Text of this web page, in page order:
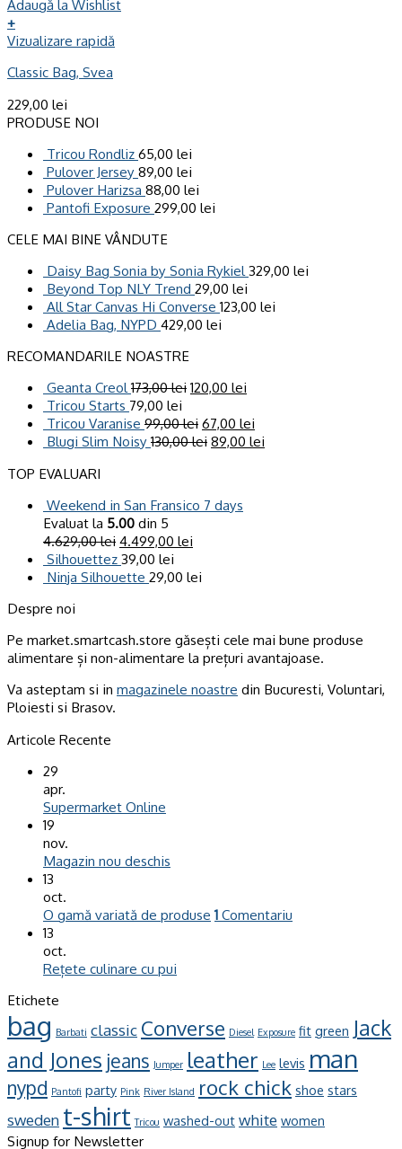
Adaugă la Wishlist
+
Vizualizare rapidă
Classic Bag, Svea
229,00 lei
PRODUSE NOI
Tricou Rondliz 65,00 lei
Pulover Jersey 89,00 lei
Pulover Harizsa 88,00 lei
Pantofi Exposure 299,00 lei
CELE MAI BINE VÂNDUTE
Daisy Bag Sonia by Sonia Rykiel 329,00 lei
Beyond Top NLY Trend 29,00 lei
All Star Canvas Hi Converse 123,00 lei
Adelia Bag, NYPD 429,00 lei
RECOMANDARILE NOASTRE
Geanta Creol 173,00lei 120,00 lei
Tricou Starts 79,00 lei
Tricou Varanise 99,00lei 67,00 lei
Blugi Slim Noisy 130,00lei 89,00 lei
TOP EVALUARI
Weekend in San Fransico 7 days
Evaluat la 5.00 din 5
4.629,00lei 4.499,00 lei
Silhouettez 39,00 lei
Ninja Silhouette 29,00 lei
Despre noi
Pe market.smartcash.store găsești cele mai bune produse
alimentare și non-alimentare la prețuri avantajoase.
Va asteptam si in magazinele noastre din Bucuresti, Voluntari,
Ploiesti si Brasov.
Articole Recente
29
apr.
Supermarket Online
19
nov.
Magazin nou deschis
13
oct.
O gamă variată de produse 1 Comentariu
13
oct.
Rețete culinare cu pui
Etichete
bag Barbati classic Converse Diesel Exposure fit green Jack
and Jones jeans Jumper leather Lee levis man
nypd Pantofi party Pink River Island rock chick shoe stars
sweden t-shirt Tricou washed-out white women
Signup for Newsletter